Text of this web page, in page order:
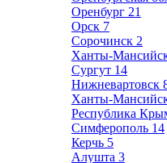
Оренбург 21
Орск 7
Сорочинск 2
Ханты-
Сургут 14
Нижневартовск
Ханты-
Республика
Симферополь 14
Керчь 5
Алушта 3